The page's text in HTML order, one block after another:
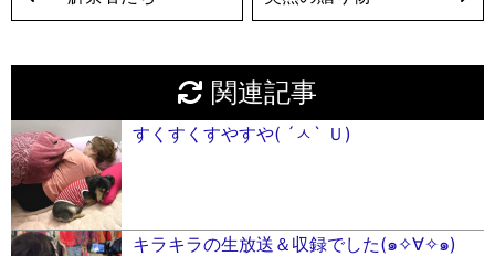
関連記事
すくすくすやすや( ´ㅅ` Ｕ)
キラキラの生放送＆収録でした(๑✧∀✧๑)